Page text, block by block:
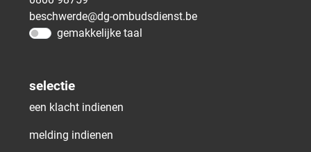
beschwerde@dg-ombudsdienst.be
gemakkelijke taal
selectie
een klacht indienen
melding indienen